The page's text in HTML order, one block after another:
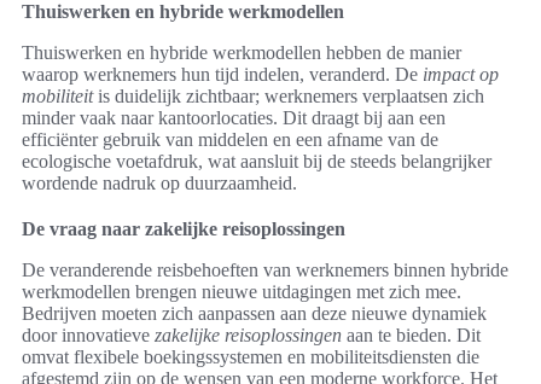
Thuiswerken en hybride werkmodellen
Thuiswerken en hybride werkmodellen hebben de manier
waarop werknemers hun tijd indelen, veranderd. De impact op
mobiliteitis duidelijk zichtbaar; werknemers verplaatsen zich
minder vaak naar kantoorlocaties. Dit draagt bij aan een
efficiënter gebruik van middelen en een afname van de
ecologische voetafdruk, wat aansluit bij de steeds belangrijker
wordende nadruk op duurzaamheid.
De vraag naar zakelijke reisoplossingen
De veranderende reisbehoeften van werknemers binnen hybride
werkmodellen brengen nieuwe uitdagingen met zich mee.
Bedrijven moeten zich aanpassen aan deze nieuwe dynamiek
door innovatieve zakelijke reisoplossingen aan te bieden. Dit
omvat flexibele boekingssystemen en mobiliteitsdiensten die
afgestemd zijn op de wensen van een moderne workforce. Het